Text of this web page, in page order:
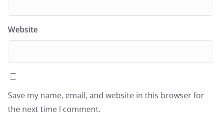
Website
Save my name, email, and website in this browser for
the next time I comment.